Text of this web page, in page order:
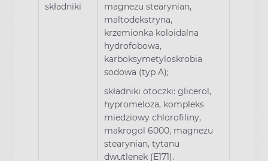
składniki
magnezu stearynian,
maltodekstryna,
krzemionka koloidalna
hydrofobowa,
karboksymetyloskrobia
sodowa (typ A);
składniki otoczki: glicerol,
hypromeloza, kompleks
miedziowy chlorofiliny,
makrogol 6000, magnezu
stearynian, tytanu
dwutlenek (E171).